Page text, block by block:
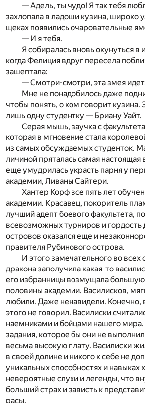
— Адель, ты чудо! Я так тебя
захлопала в ладоши кузина, широко
щеках появились очаровательные
— И я тебя.
Я собиралась вновь окунуться в
когда Фелиция вдруг пересела
зашептала:
— Смотри-смотри, эта змея идет.
Мне не понадобилось даже
чтобы понять, о ком говорит кузина.
лишь одну студентку — Бриану Уайт.
Серая мышь, заучка с
которая в мгновение стала
из самых обсуждаемых студенток.
личиной пряталась самая настоящая
еще умудрилась украсть парня у
академии, Ливаны Сайтери.
Хантер Корф все пять лет
академии. Красавец, покоритель
лучший адепт боевого факультета,
всевозможных турниров и гордость
островов оказался еще и
правителя Рубинового острова.
И этого замечательного во
дракона заполучила какая-то
его избранницы возмущала большую
половины академии. Василисков,
любили. Даже ненавидели. Конечно,
этого не говорил. Василиски
наемниками и бойцами нашего
задания, которое бы они не
весьма высокую плату. Василиски
в своей долине и никого к себе не
уникальных способностях и навыках
невероятные слухи и легенды, что
больший страх и зависть к
расы.